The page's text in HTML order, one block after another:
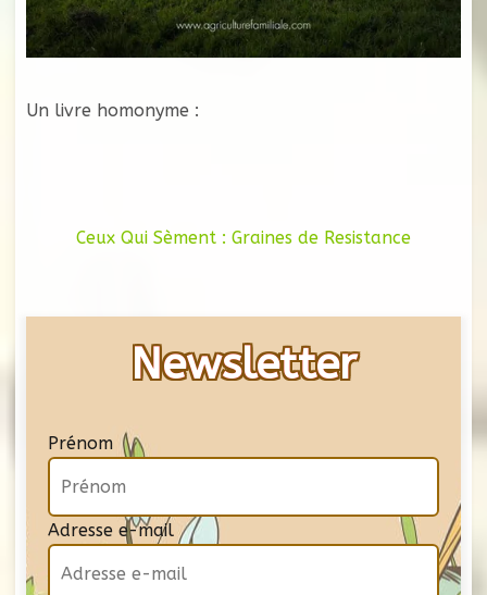
Un livre homonyme :
Ceux Qui Sèment : Graines de Resistance
Newsletter
Prénom
Adresse e-mail